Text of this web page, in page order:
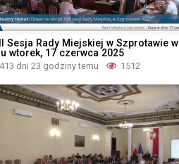
Sesja Rady Miejskiej w Szprotawie w
wtorek, 17 czerwca 2025
413 dni 23 godziny temu 1512